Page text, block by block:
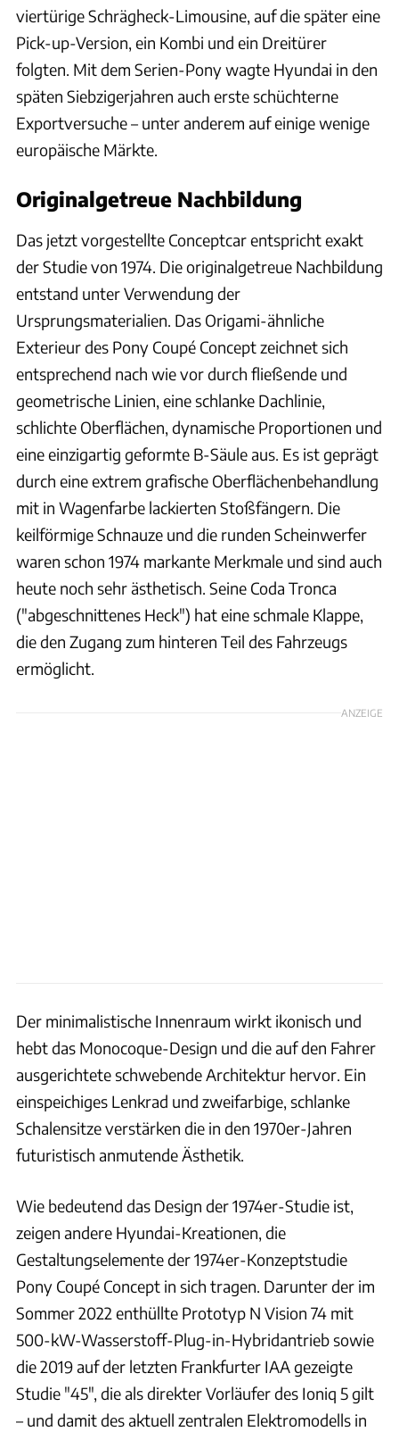
viertürige Schrägheck-Limousine, auf die später eine
Pick-up-Version, ein Kombi und ein Dreitürer
folgten. Mit dem Serien-Pony wagte Hyundai in den
späten Siebzigerjahren auch erste schüchterne
Exportversuche – unter anderem auf einige wenige
europäische Märkte.
Originalgetreue Nachbildung
Das jetzt vorgestellte Conceptcar entspricht exakt
der Studie von 1974. Die originalgetreue Nachbildung
entstand unter Verwendung der
Ursprungsmaterialien. Das Origami-ähnliche
Exterieur des Pony Coupé Concept zeichnet sich
entsprechend nach wie vor durch fließende und
geometrische Linien, eine schlanke Dachlinie,
schlichte Oberflächen, dynamische Proportionen und
eine einzigartig geformte B-Säule aus. Es ist geprägt
durch eine extrem grafische Oberflächenbehandlung
mit in Wagenfarbe lackierten Stoßfängern. Die
keilförmige Schnauze und die runden Scheinwerfer
waren schon 1974 markante Merkmale und sind auch
heute noch sehr ästhetisch. Seine Coda Tronca
("abgeschnittenes Heck") hat eine schmale Klappe,
die den Zugang zum hinteren Teil des Fahrzeugs
ermöglicht.
ANZEIGE
Der minimalistische Innenraum wirkt ikonisch und
hebt das Monocoque-Design und die auf den Fahrer
ausgerichtete schwebende Architektur hervor. Ein
einspeichiges Lenkrad und zweifarbige, schlanke
Schalensitze verstärken die in den 1970er-Jahren
futuristisch anmutende Ästhetik.
Wie bedeutend das Design der 1974er-Studie ist,
zeigen andere Hyundai-Kreationen, die
Gestaltungselemente der 1974er-Konzeptstudie
Pony Coupé Concept in sich tragen. Darunter der im
Sommer 2022 enthüllte Prototyp N Vision 74 mit
500-kW-Wasserstoff-Plug-in-Hybridantrieb sowie
die 2019 auf der letzten Frankfurter IAA gezeigte
Studie "45", die als direkter Vorläufer des Ioniq 5 gilt
– und damit des aktuell zentralen Elektromodells in